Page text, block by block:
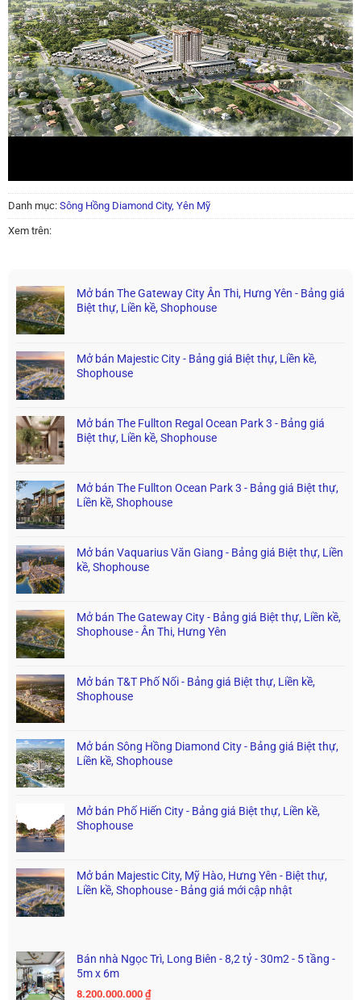
Danh mục: Sông Hồng Diamond City, Yên Mỹ
Xem trên:
Mở bán The Gateway City Ân Thi, Hưng Yên - Bảng giá
Biệt thự, Liền kề, Shophouse
Mở bán Majestic City - Bảng giá Biệt thự, Liền kề,
Shophouse
Mở bán The Fullton Regal Ocean Park 3 - Bảng giá
Biệt thự, Liền kề, Shophouse
Mở bán The Fullton Ocean Park 3 - Bảng giá Biệt thự,
Liền kề, Shophouse
Mở bán Vaquarius Văn Giang - Bảng giá Biệt thự, Liền
kề, Shophouse
Mở bán The Gateway City - Bảng giá Biệt thự, Liền kề,
Shophouse - Ân Thi, Hưng Yên
Mở bán T&T Phố Nối - Bảng giá Biệt thự, Liền kề,
Shophouse
Mở bán Sông Hồng Diamond City - Bảng giá Biệt thự,
Liền kề, Shophouse
Mở bán Phố Hiến City - Bảng giá Biệt thự, Liền kề,
Shophouse
Mở bán Majestic City, Mỹ Hào, Hưng Yên - Biệt thự,
Liền kề, Shophouse - Bảng giá mới cập nhật
Bán nhà Ngọc Trì, Long Biên - 8,2 tỷ - 30m2 - 5 tầng -
5m x 6m
8.200.000.000 ₫